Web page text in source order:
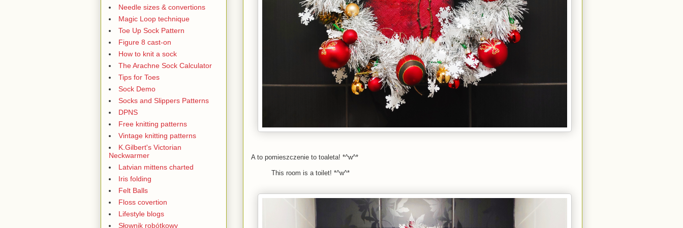
A to pomieszczenie to toaleta! *^w^*
This room is a toilet! *^w^*
Needle sizes & convertions
Magic Loop technique
Toe Up Sock Pattern
Figure 8 cast-on
How to knit a sock
The Arachne Sock Calculator
Tips for Toes
Sock Demo
Socks and Slippers Patterns
DPNS
Free knitting patterns
Vintage knitting patterns
K.Gilbert's Victorian
Neckwarmer
Latvian mittens charted
Iris folding
Felt Balls
Floss covertion
Lifestyle blogs
Słownik robótkowy